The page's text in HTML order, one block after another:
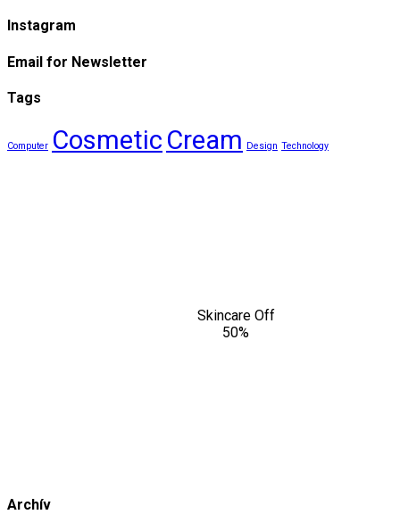
Instagram
Email for Newsletter
Tags
Computer Cosmetic Cream Design Technology
Skincare Off
50%
Archív